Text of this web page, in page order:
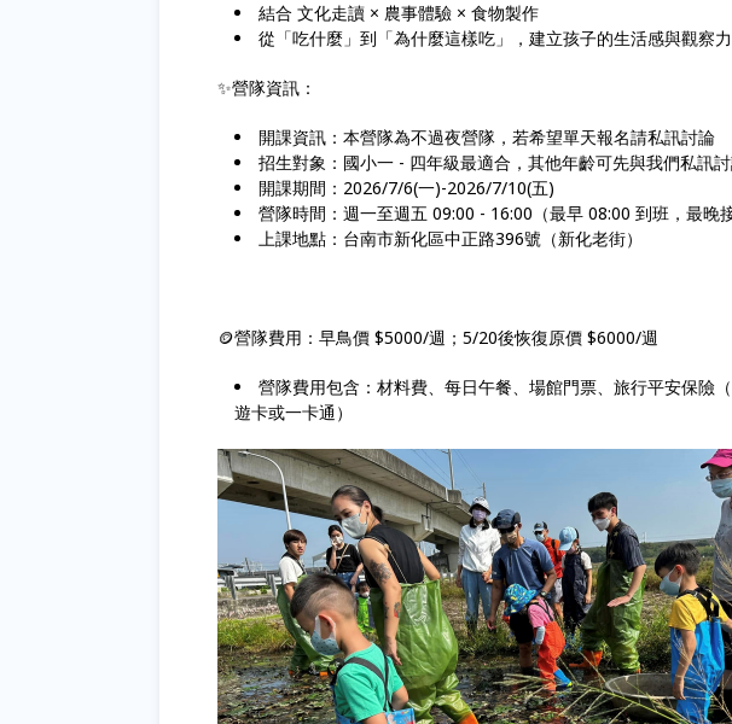
結合 文化走讀 × 農事體驗 × 食物製作
從「吃什麼」到「為什麼這樣吃」，建立孩子的生活感與觀察力
✨營隊資訊：
開課資訊：本營隊為不過夜營隊，若希望單天報名請私訊討論
招生對象：國小一 - 四年級最適合，其他年齡可先與我們私訊
開課期間：2026/7/6(一)-2026/7/10(五)
營隊時間：週一至週五 09:00 - 16:00（最早 08:00 到班，最晚
上課地點：台南市新化區中正路396號（新化老街）
🪙營隊費用：早鳥價 $5000/週；5/20後恢復原價 $6000/週
營隊費用包含：材料費、每日午餐、場館門票、旅行平安保險
遊卡或一卡通）